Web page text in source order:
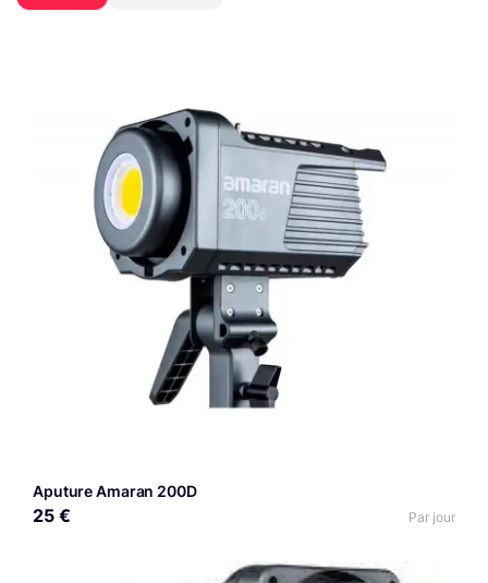
Aputure Amaran 200D
25 € Par jour